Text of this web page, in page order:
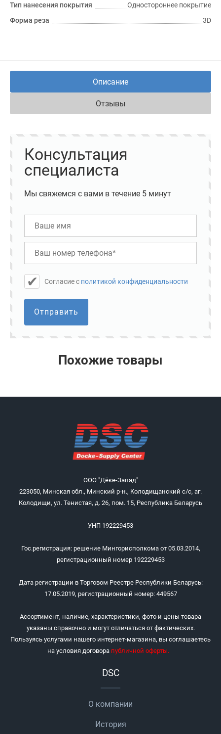
Тип нанесения покрытия
Одностороннее покрытие
Форма реза
3D
Описание
Отзывы
Консультация
специалиста
Мы свяжемся с вами в течение 5 минут
Cогласие с политикой конфиденциальности
Отправить
Похожие товары
ООО "Дёке-Запад"
223050, Минская обл., Минский р-н., Колодищанский с/с, аг.
Колодищи, ул. Тенистая, д. 26, пом. 15, Республика Беларусь
УНП 192229453
Гос.регистрация: решение Мингорисполкома от 05.03.2014,
регистрационный номер 192229453
Дата регистрации в Торговом Реестре Республики Беларусь:
17.05.2019, регистрационный номер: 449567
Ассортимент, наличие, характеристики, фото и цены товара
указаны справочно и могут отличаться от фактических.
Пользуясь услугами нашего интернет-магазина, вы соглашаетесь
на условия договора публичной оферты.
DSC
О компании
История